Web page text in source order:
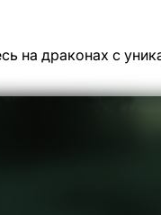
на драконах с